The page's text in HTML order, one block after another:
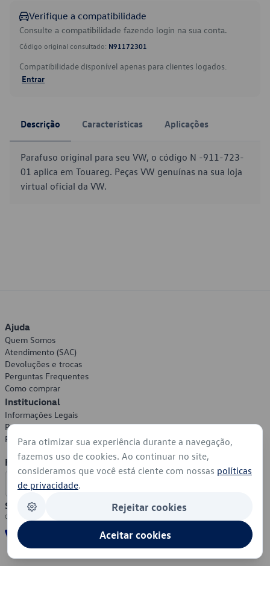
Verifique a compatibilidade
Consulte a compatibilidade fazendo login na sua conta.
Código original consultado: N91172301
Compatibilidade disponível apenas para clientes logados.
Entrar
Descrição Características Aplicações
Parafuso original para seu VW, o código N -911-723-
01 aplica em Touareg. Peças VW genuínas na sua loja
virtual oficial da VW.
Ajuda
Quem Somos
Atendimento (SAC)
Devoluções e trocas
Perguntas Frequentes
Como comprar
Institucional
Informações Legais
Política de Privacidade
Política de Cookies
Formas de Pagamento
Segurança
Para otimizar sua experiência durante a navegação,
fazemos uso de cookies. Ao continuar no site,
consideramos que você está ciente com nossas políticas
de privacidade.
Rejeitar cookies
Aceitar cookies